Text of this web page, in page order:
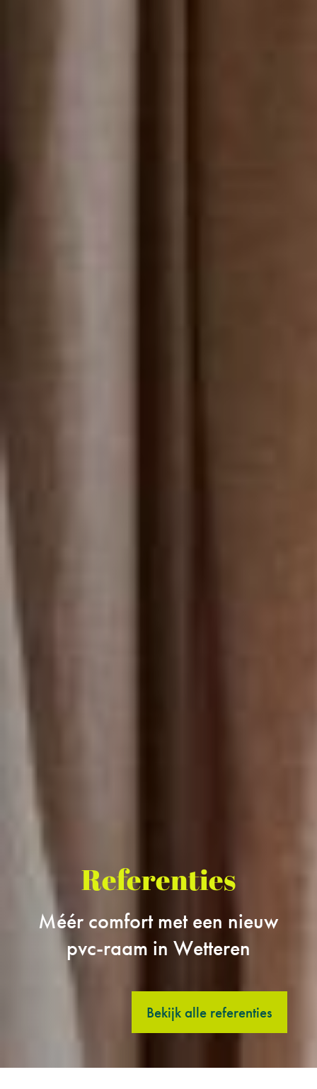
Referenties
Méér comfort met een nieuw
pvc-raam in Wetteren
Bekijk alle referenties